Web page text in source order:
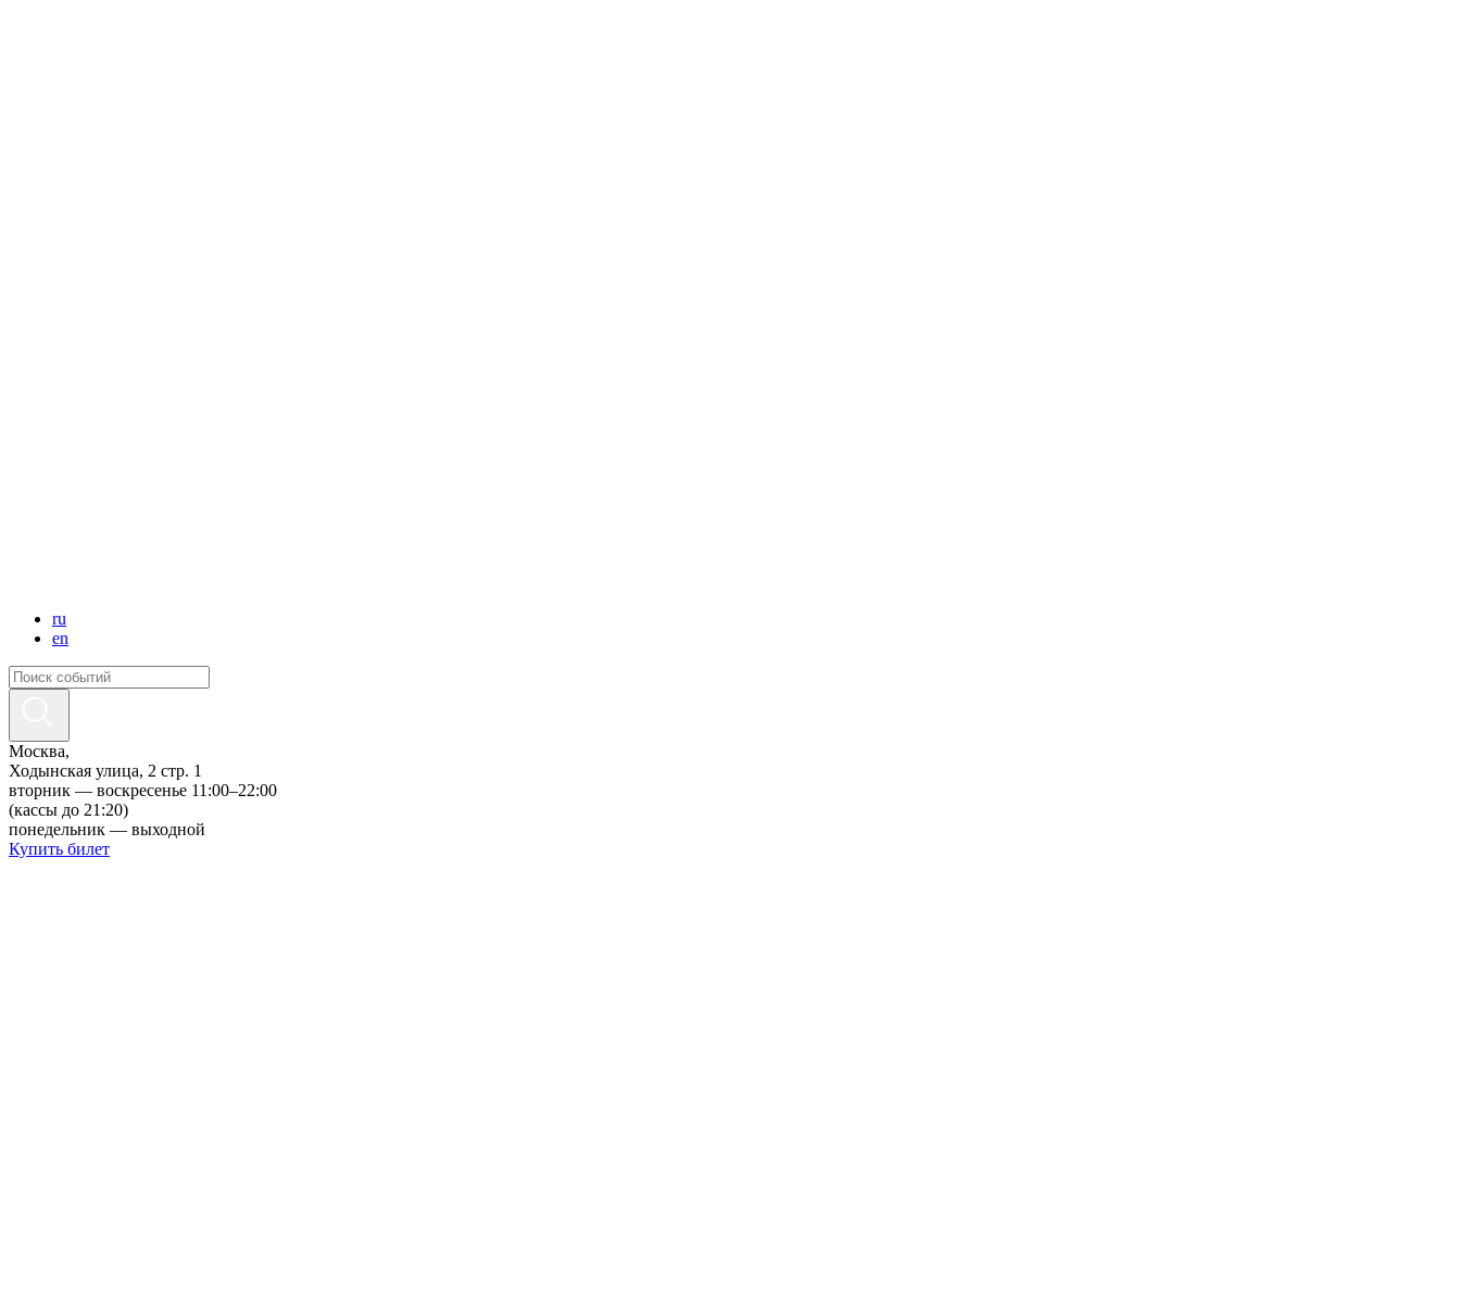
ru
en
Москва,
Ходынская улица, 2 стр. 1
вторник — воскресенье 11:00–22:00
(кассы до 21:20)
понедельник — выходной
Купить билет